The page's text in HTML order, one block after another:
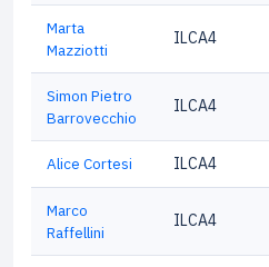
Marta
Mazziotti
ILCA4
Simon Pietro
Barrovecchio
ILCA4
Alice Cortesi ILCA4
Marco
Raffellini
ILCA4